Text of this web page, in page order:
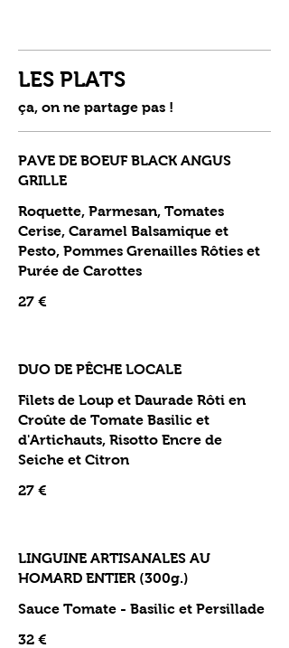
LES PLATS
ça, on ne partage pas !
PAVE DE BOEUF BLACK ANGUS
GRILLE
Roquette, Parmesan, Tomates
Cerise, Caramel Balsamique et
Pesto, Pommes Grenailles Rôties et
Purée de Carottes
27 €
DUO DE PÊCHE LOCALE
Filets de Loup et Daurade Rôti en
Croûte de Tomate Basilic et
d'Artichauts, Risotto Encre de
Seiche et Citron
27 €
LINGUINE ARTISANALES AU
HOMARD ENTIER (300g.)
Sauce Tomate - Basilic et Persillade
32 €